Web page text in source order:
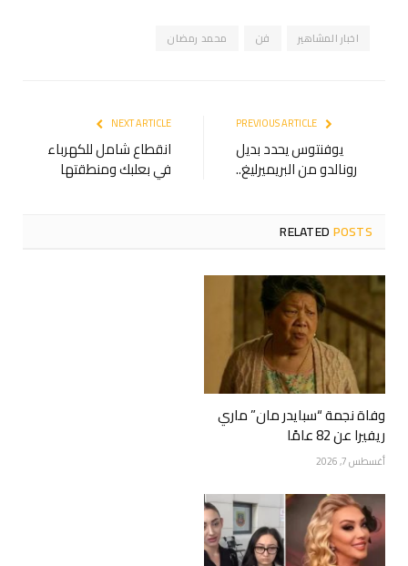
اخبار المشاهير فن محمد رمضان
يوفنتوس يحدد بديل
رونالدو من البريميرليغ..
NEXT ARTICLE
انقطاع شامل للكهرباء
في بعلبك ومنطقتها
RELATEDPOSTS
وفاة نجمة “سبايدر مان” ماري
ريفيرا عن 82 عامًا
أغسطس 7, 2026